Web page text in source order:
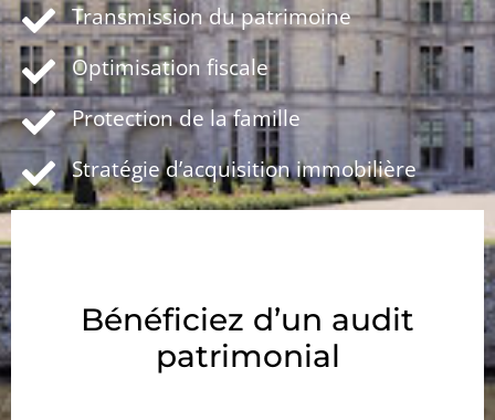
Transmission du patrimoine
Optimisation fiscale
Protection de la famille
Stratégie d’acquisition immobilière
Bénéficiez d’un audit
patrimonial